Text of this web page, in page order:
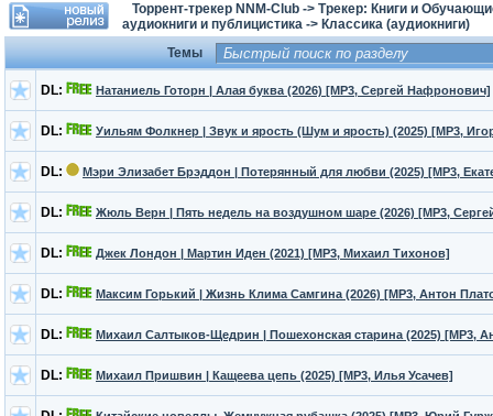
Торрент-трекер NNM-Club -> Трекер: Книги и
аудиокниги и публицистика -> Классика (аудиокниги)
Темы
DL: Натаниель Готорн | Алая буква (2026) [MP3, Сергей Нафронович]
DL: Уильям Фолкнер | Звук и ярость (Шум и ярость) (2025) [MP3,
DL: Мэри Элизабет Брэддон | Потерянный для любви (2025) [MP3,
DL: Жюль Верн | Пять недель на воздушном шаре (2026) [MP3,
DL: Джек Лондон | Мартин Иден (2021) [MP3, Михаил Тихонов]
DL: Максим Горький | Жизнь Клима Самгина (2026) [MP3, Антон
DL: Михаил Салтыков-Щедрин | Пошехонская старина (2025) [MP3,
DL: Михаил Пришвин | Кащеева цепь (2025) [MP3, Илья Усачев]